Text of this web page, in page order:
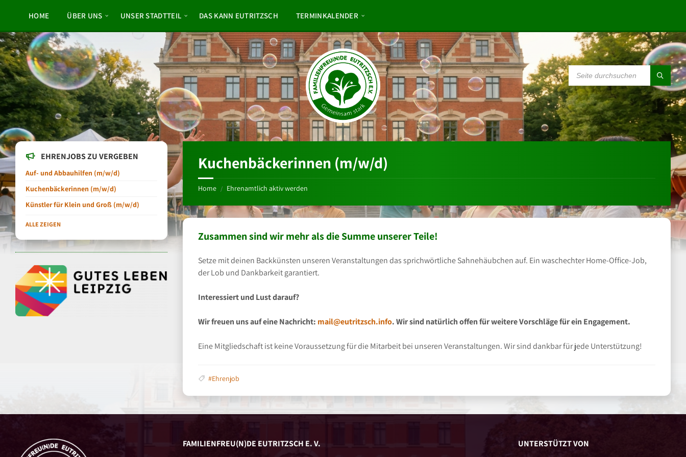
sidebar
HOME ÜBER UNS UNSER STADTTEIL DAS KANN EUTRITZSCH TERMINKALENDER
SEARCH:
Kuchenbäckerinnen (m/w/d)
Home / Ehrenamtlich aktiv werden
Zusammen sind wir mehr als die Summe unserer Teile!
Setze mit deinen Backkünsten unseren Veranstaltungen das sprichwörtliche Sahnehäubchen auf. Ein waschechter Home-Office-Job,
der Lob und Dankbarkeit garantiert.
Interessiert und Lust darauf?
Wir freuen uns auf eine Nachricht: mail@eutritzsch.info. Wir sind natürlich offen für weitere Vorschläge für ein Engagement.
Eine Mitgliedschaft ist keine Voraussetzung für die Mitarbeit bei unseren Veranstaltungen. Wir sind dankbar für jede Unterstützung!
#Ehrenjob
EHRENJOBS ZU VERGEBEN
Auf- und Abbauhilfen (m/w/d)
Kuchenbäckerinnen (m/w/d)
Künstler für Klein und Groß (m/w/d)
ALLE ZEIGEN
FAMILIENFREU(N)DE EUTRITZSCH E. V. UNTERSTÜTZT VON